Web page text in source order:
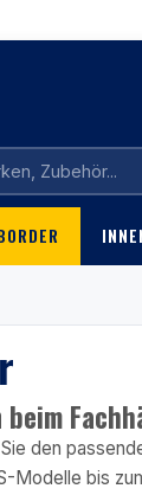
den
Modelle bis